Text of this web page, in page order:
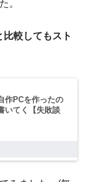
。
較してもスト
作PCを作ったの
いてく【失敗談